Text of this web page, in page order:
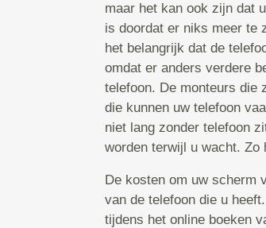
maar het kan ook zijn dat
is doordat er niks meer te
het belangrijk dat de
omdat er anders verdere
telefoon. De monteurs die
die kunnen uw telefoon
niet lang zonder telefoon
worden terwijl u wacht. Zo
De kosten om uw scherm
van de telefoon die u
tijdens het online boeken